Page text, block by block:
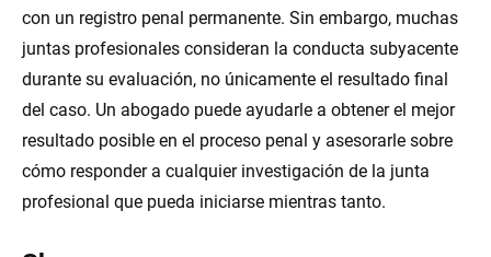
con un registro penal permanente. Sin embargo, muchas
juntas profesionales consideran la conducta subyacente
durante su evaluación, no únicamente el resultado final
del caso. Un abogado puede ayudarle a obtener el mejor
resultado posible en el proceso penal y asesorarle sobre
cómo responder a cualquier investigación de la junta
profesional que pueda iniciarse mientras tanto.